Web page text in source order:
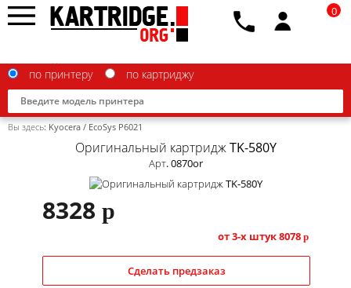
Canon
Epson
по принтеру по картриджу
0
Вы здесь: Kyocera / EcoSys P6021
Оригинальный картридж TK-580Y
Арт. 0870or
8328 p
от 3-х штук8078 p
Сделать предзаказ